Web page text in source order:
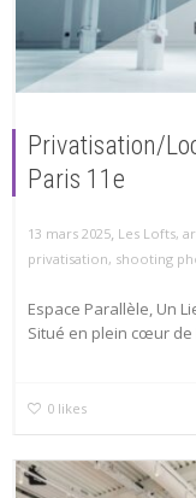
Privatisation/
Paris 11e
13 mars 2025, Les Lofts,
privatisation, shooting
Espace Parallèle, Un
Situé en plein cœur de
0 likes